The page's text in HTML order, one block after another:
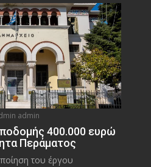
admin
400.000 ευρώ
Περάματος
του έργου